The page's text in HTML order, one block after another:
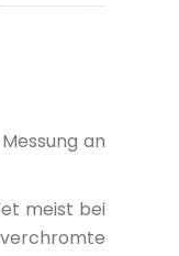
an
meist bei